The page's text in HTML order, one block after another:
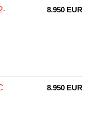
8.950 EUR
8.950 EUR